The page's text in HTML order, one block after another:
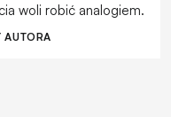
woli robić analogiem.
AUTORA